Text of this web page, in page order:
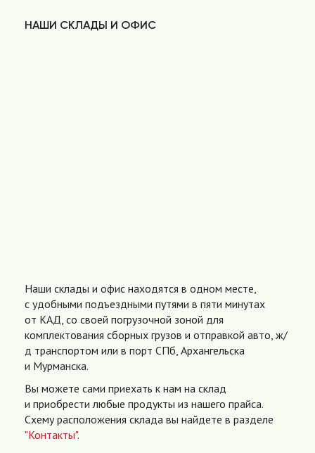
НАШИ СКЛАДЫ И ОФИС
Наши склады и офис находятся в одном месте,
с удобными подъездными путями в пяти минутах
от КАД, со своей погрузочной зоной для
комплектования сборных грузов и отправкой авто, ж/
д транспортом или в порт СПб, Архангельска
и Мурманска.
Вы можете сами приехать к нам на склад
и приобрести любые продукты из нашего прайса.
Схему расположения склада вы найдете в разделе
"Контакты".